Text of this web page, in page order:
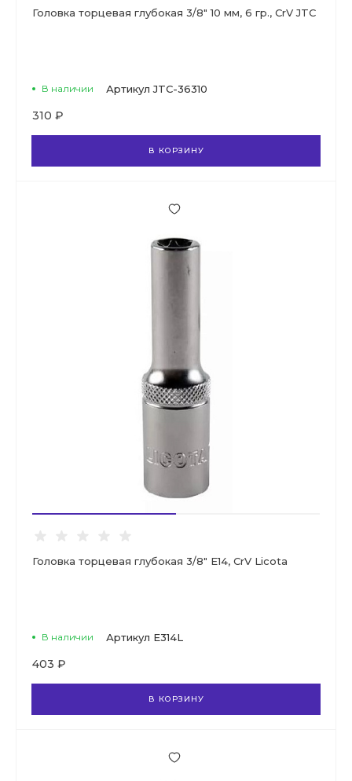
Головка торцевая глубокая 3/8" 10 мм, 6 гр., CrV JTC
В наличии Артикул JTC-36310
310 ₽
В КОРЗИНУ
Головка торцевая глубокая 3/8" E14, CrV Licota
В наличии Артикул E314L
403 ₽
В КОРЗИНУ